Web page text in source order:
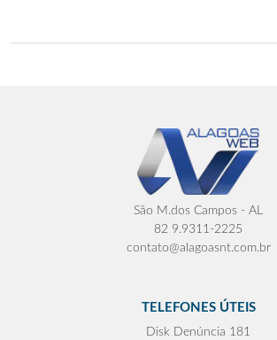
São M.dos Campos - AL
82 9.9311-2225
contato@alagoasnt.com.br
TELEFONES ÚTEIS
Disk Denúncia 181